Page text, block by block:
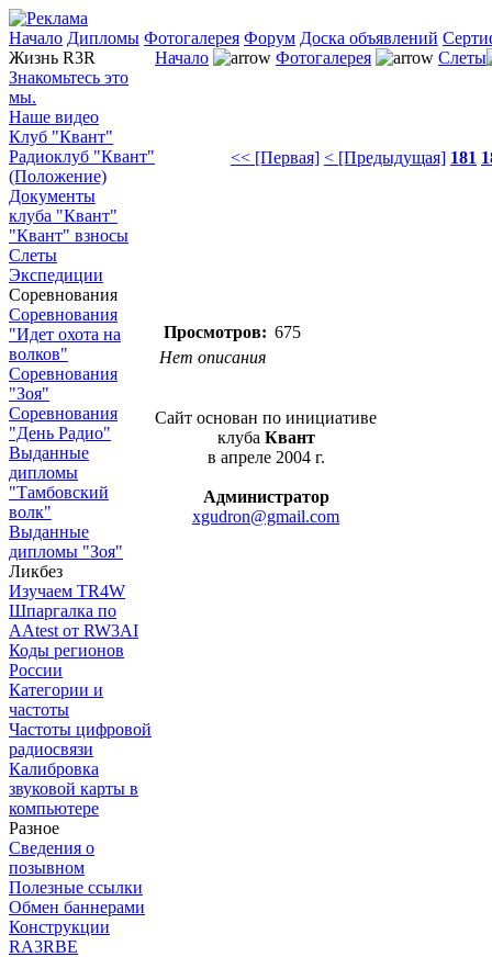
Начало Дипломы Фотогалерея Форум Доска объявлений
Жизнь R3R
Знакомьтесь это
мы.
Наше видео
Клуб "Квант"
Радиоклуб "Квант"
(Положение)
Документы
клуба "Квант"
"Квант" взносы
Слеты
Экспедиции
Соревнования
Соревнования
"Идет охота на
волков"
Соревнования
"Зоя"
Соревнования
"День Радио"
Выданные
дипломы
"Тамбовский
волк"
Выданные
дипломы "Зоя"
Ликбез
Изучаем TR4W
Шпаргалка по
AAtest от RW3AI
Коды регионов
России
Категории и
частоты
Частоты цифровой
радиосвязи
Калибровка
звуковой карты в
компьютере
Разное
Сведения о
позывном
Полезные ссылки
Обмен баннерами
Конструкции
RA3RBE
Начало Фотогалерея Слеты
<< [Первая] < [Предыдущая] 181
Просмотров: 675
Нет описания
Сайт основан по инициативе
клуба Квант
в апреле 2004 г.
Администратор
xgudron@gmail.com